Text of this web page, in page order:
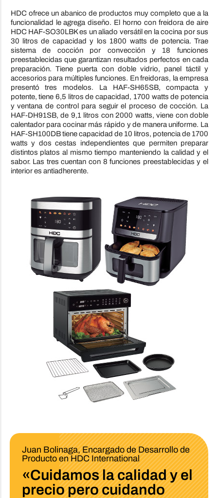
HDC ofrece un abanico de productos muy completo que a la
funcionalidad le agrega diseño. El horno con freidora de aire
HDC HAF-SO30LBK es un aliado versátil en la cocina por sus
30 litros de capacidad y los 1800 watts de potencia. Trae
sistema de cocción por convección y 18 funciones
preestablecidas que garantizan resultados perfectos en cada
preparación. Tiene puerta con doble vidrio, panel táctil y
accesorios para múltiples funciones. En freidoras, la empresa
presentó tres modelos. La HAF-SH65SB, compacta y
potente, tiene 6,5 litros de capacidad, 1700 watts de potencia
y ventana de control para seguir el proceso de cocción. La
HAF-DH91SB, de 9,1 litros con 2000 watts, viene con doble
calentador para cocinar más rápido y de manera uniforme. La
HAF-SH100DB tiene capacidad de 10 litros, potencia de 1700
watts y dos cestas independientes que permiten preparar
distintos platos al mismo tiempo manteniendo la calidad y el
sabor. Las tres cuentan con 8 funciones preestablecidas y el
interior es antiadherente.
Juan Bolinaga, Encargado de Desarrollo de
Producto en HDC International
«Cuidamos la calidad y el
precio pero cuidando